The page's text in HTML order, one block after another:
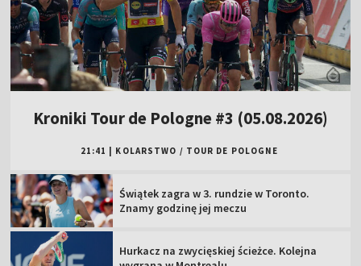
Kroniki Tour de Pologne #3 (05.08.2026)
21:41 KOLARSTWO / TOUR DE POLOGNE
Świątek zagra w 3. rundzie w Toronto.
Znamy godzinę jej meczu
Hurkacz na zwycięskiej ścieżce. Kolejna